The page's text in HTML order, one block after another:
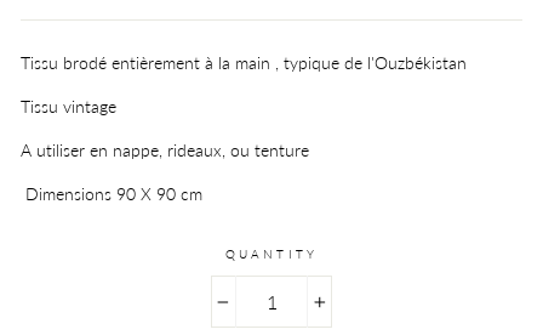
Tissu brodé entièrement à la main , typique de l'Ouzbékistan
Tissu vintage
A utiliser en nappe, rideaux, ou tenture
Dimensions 90 X 90 cm
QUANTITY